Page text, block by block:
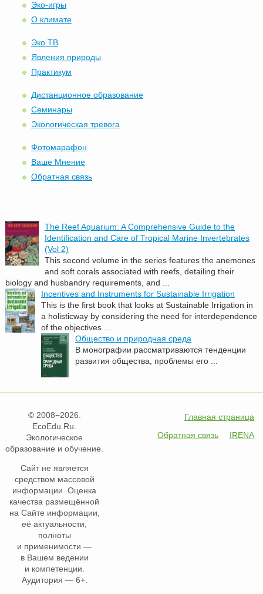
Эко-игры
О климате
Эко ТВ
Явления природы
Практикум
Дистанционное образование
Семинары
Экологическая тревога
Фотомарафон
Ваше Мнение
Обратная связь
The Reef Aquarium: A Comprehensive Guide to the
Identification and Care of Tropical Marine Invertebrates
(Vol 2)
This second volume in the series features the anemones
and soft corals associated with reefs, detailing their
biology and husbandry requirements, and ...
Incentives and Instruments for Sustainable Irrigation
This is the first book that looks at Sustainable Irrigation in
a holisticway by considering the need for interdependence
of the objectives ...
Общество и природная среда
В монографии рассматриваются тенденции
развития общества, проблемы его ...
© 2008−2026.
EcoEdu.Ru.
Экологическое
образование и обучение.
Сайт не является
средством массовой
информации. Оценка
качества размещённой
на Сайте информации,
её актуальности,
полноты
и применимости —
в Вашем ведении
и компетенции.
Аудитория — 6+.
Главная страница
Обратная связь
IRENA